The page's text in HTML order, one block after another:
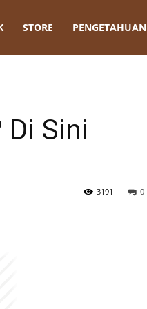
STORE PENGETAHUAN
Sini
0
3191